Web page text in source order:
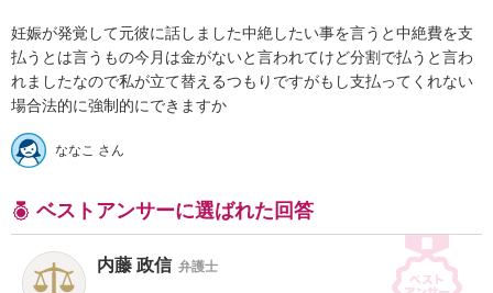
妊娠が発覚して元彼に話しました中絶したい事を言うと中絶費を支
払うとは言うもの今月は金がないと言われてけど分割で払うと言わ
れましたなので私が立て替えるつもりですがもし支払ってくれない
場合法的に強制的にできますか
ななこ さん
ベストアンサーに選ばれた回答
内藤 政信 弁護士